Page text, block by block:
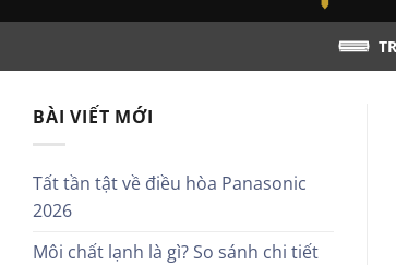
BÀI VIẾT MỚI
Tất tần tật về điều hòa Panasonic
2026
Môi chất lạnh là gì? So sánh chi tiết